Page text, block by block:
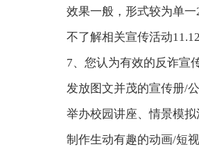
效果一般，形式较为单一
不了解相关宣传活动
7、您认为有效的反诈宣
发放图文并茂的宣传册/
举办校园讲座、情景模拟
制作生动有趣的动画/短